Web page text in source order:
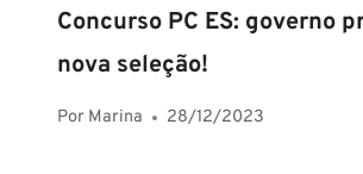
Concurso PC ES: governo
nova seleção!
Por Marina 28/12/2023